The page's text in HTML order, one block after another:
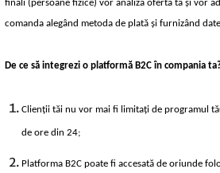
finali (persoane fizice) vor analiza oferta ta și vor
comanda alegând metoda de plată și furnizând
De ce să integrezi o platformă B2C în compania
Clienții tăi nu vor mai fi limitați de programul
de ore din 24;
Platforma B2C poate fi accesată de oriunde